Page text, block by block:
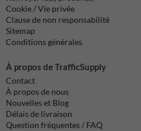
Cookie / Vie privée
Clause de non responsabilité
Sitemap
Conditions générales
À propos de TrafficSupply
Contact
À propos de nous
Nouvelles et Blog
Délais de livraison
Question fréquentes / FAQ